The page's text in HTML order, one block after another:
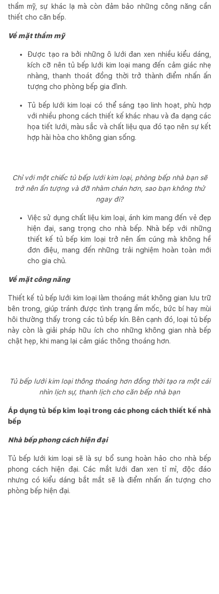
thẩm mỹ, sự khác lạ mà còn đảm bảo những công năng cần
thiết cho căn bếp.
Về mặt thẩm mỹ
Được tạo ra bởi những ô lưới đan xen nhiều kiểu dáng,
kích cỡ nên tủ bếp lưới kim loại mang đến cảm giác nhẹ
nhàng, thanh thoát đồng thời trở thành điểm nhấn ấn
tượng cho phòng bếp gia đình.
Tủ bếp lưới kim loại có thể sáng tạo linh hoạt, phù hợp
với nhiều phong cách thiết kế khác nhau và đa dạng các
họa tiết lưới, màu sắc và chất liệu qua đó tạo nên sự kết
hợp hài hòa cho không gian sống.
Chỉ với một chiếc tủ bếp lưới kim loại, phòng bếp nhà bạn sẽ
trở nên ấn tượng và đỡ nhàm chán hơn, sao bạn không thử
ngay đi?
Việc sử dụng chất liệu kim loại, ánh kim mang đến vẻ đẹp
hiện đại, sang trọng cho nhà bếp. Nhà bếp với những
thiết kế tủ bếp kim loại trở nên ấm cúng mà không hề
đơn điệu, mang đến những trải nghiệm hoàn toàn mới
cho gia chủ.
Về mặt công năng
Thiết kế tủ bếp lưới kim loại làm thoáng mát không gian lưu trữ
bên trong, giúp tránh được tình trạng ẩm mốc, bức bí hay mùi
hôi thường thấy trong các tủ bếp kín. Bên cạnh đó, loại tủ bếp
này còn là giải pháp hữu ích cho những không gian nhà bếp
chật hẹp, khi mang lại cảm giác thông thoáng hơn.
Tủ bếp lưới kim loại thông thoáng hơn đồng thời tạo ra một cái
nhìn lịch sự, thanh lịch cho căn bếp nhà bạn
Áp dụng tủ bếp kim loại trong các phong cách thiết kế nhà
bếp
Nhà bếp phong cách hiện đại
Tủ bếp lưới kim loại sẽ là sự bổ sung hoàn hảo cho nhà bếp
phong cách hiện đại. Các mắt lưới đan xen tỉ mỉ, độc đáo
nhưng có kiểu dáng bắt mắt sẽ là điểm nhấn ấn tượng cho
phòng bếp hiện đại.